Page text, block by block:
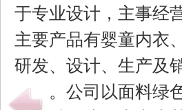
于专业设计，主事经
主要产品有婴童内衣
研发、设计、生产及
团队。公司以面料绿